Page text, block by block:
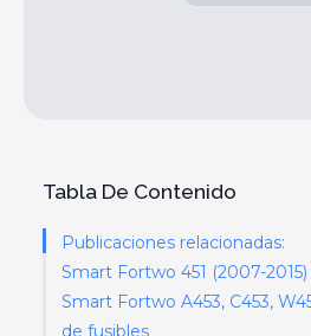
Tabla De Contenido
Publicaciones relacionadas:
Smart Fortwo 451 (2007-
Smart Fortwo A453, C453,
de fusibles